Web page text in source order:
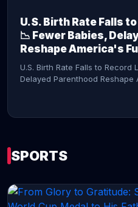
U.S. Birth Rate Falls
📉 Fewer Babies,
Reshape America's
U.S. Birth Rate Falls to Record
Delayed Parenthood Reshape
SPORTS